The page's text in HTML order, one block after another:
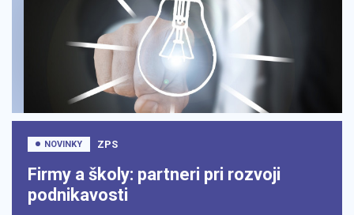
NOVINKY ZPS
Firmy a školy: partneri pri rozvoji
podnikavosti